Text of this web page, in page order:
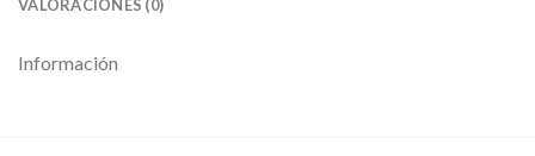
VALORACIONES (0)
Información